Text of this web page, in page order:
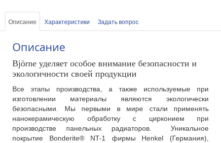
Описание Характеристики Задать вопрос
Описание
Björne уделяет особое внимание безопасности и
экологичности своей продукции
Все этапы производства, а также используемые при
изготовлении материалы являются экологически
безопасными. Мы первыми в мире стали применять
нанокерамическую обработку с цирконием при
производстве панельных радиаторов. Уникальное
покрытие Bonderite® NT-1 фирмы Henkel (Германия),